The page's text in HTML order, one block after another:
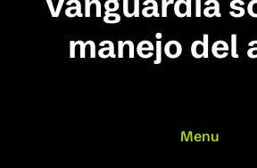
manejo del
Menu